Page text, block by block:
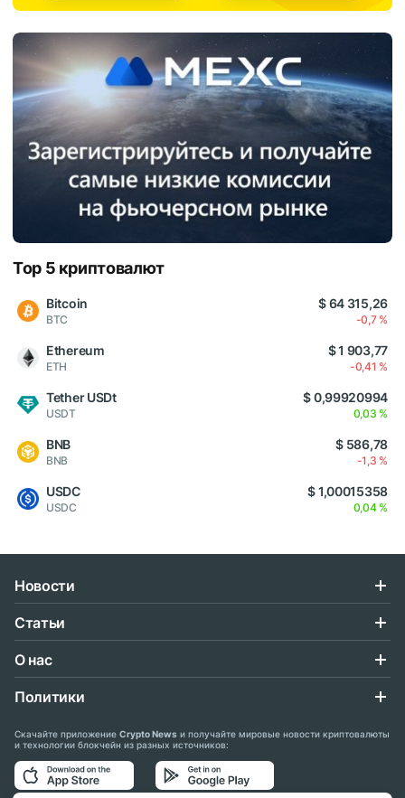
Top 5 криптовалют
Bitcoin
BTC
$ 64 315,26
-0,7 %
Ethereum
ETH
$ 1 903,77
-0,41 %
Tether USDt
USDT
$ 0,99920994
0,03 %
BNB
BNB
$ 586,78
-1,3 %
USDC
USDC
$ 1,00015358
0,04 %
Новости
Статьи
О нас
Политики
Скачайте приложение Crypto News и получайте мировые новости криптовалюты
и технологии блокчейн из разных источников: